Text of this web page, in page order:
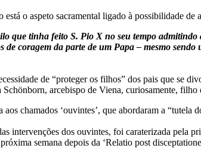
está o aspeto sacramental ligado à possibilidade
que tinha feito S. Pio X no seu tempo
de coragem da parte de um Papa – mesmo
de “proteger os filhos” dos pais que se
arcebispo de Viena, curiosamente,
chamados ‘ouvintes’, que abordaram a
intervenções dos ouvintes, foi caraterizada pela
semana depois da ‘Relatio post